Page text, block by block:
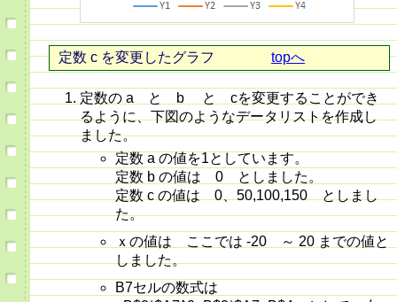
定数 c を変更したグラフ topへ
定数の a と b と cを変更することができ
るように、下図のようなデータリストを作成し
ました。
定数 a の値を1としています。
定数 b の値は 0 としました。
定数 c の値は 0、50,100,150 としまし
た。
ｘの値は ここでは -20 ～ 20 までの値と
しました。
B7セルの数式は